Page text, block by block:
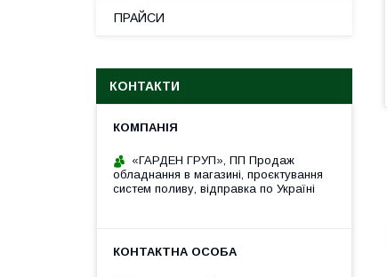
ПРАЙСИ
КОНТАКТИ
«ГАРДЕН ГРУП», ПП Продаж
обладнання в магазині, проєктування
систем поливу, відправка по Україні